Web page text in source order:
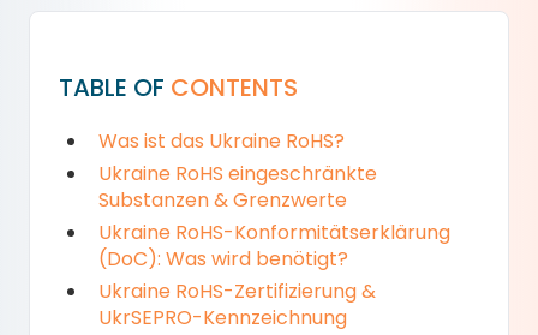
TABLE OF CONTENTS
Was ist das Ukraine RoHS?
Ukraine RoHS eingeschränkte
Substanzen & Grenzwerte
Ukraine RoHS-Konformitätserklärung
(DoC): Was wird benötigt?
Ukraine RoHS-Zertifizierung &
UkrSEPRO-Kennzeichnung